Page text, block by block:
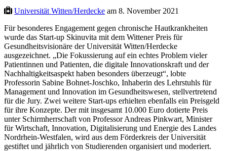
Universität Witten/Herdecke am 8. November 2021
Für besonderes Engagement gegen chronische Hautkrankheiten
wurde das Start-up Skinuvita mit dem Wittener Preis für
Gesundheitsvisionäre der Universität Witten/Herdecke
ausgezeichnet. „Die Fokussierung auf ein echtes Problem vieler
Patientinnen und Patienten, die digitale Innovationskraft und der
Nachhaltigkeitsaspekt haben besonders überzeugt“, lobte
Professorin Sabine Bohnet-Joschko, Inhaberin des Lehrstuhls für
Management und Innovation im Gesundheitswesen, stellvertretend
für die Jury. Zwei weitere Start-ups erhielten ebenfalls ein Preisgeld
für ihre Konzepte. Der mit insgesamt 10.000 Euro dotierte Preis
unter Schirmherrschaft von Professor Andreas Pinkwart, Minister
für Wirtschaft, Innovation, Digitalisierung und Energie des Landes
Nordrhein-Westfalen, wird aus dem Förderkreis der Universität
gestiftet und jährlich von Studierenden organisiert und moderiert.